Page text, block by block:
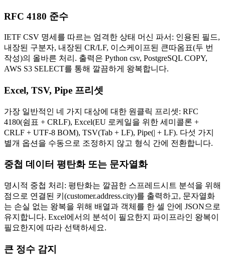
RFC 4180 준수
IETF CSV 명세를 따르는 엄격한 상태 머신 파서: 인용된 필드,
내장된 구분자, 내장된 CR/LF, 이스케이프된 큰따옴표(두 번
작성)의 올바른 처리. 출력은 Python csv, PostgreSQL COPY,
AWS S3 SELECT를 통해 깔끔하게 왕복합니다.
Excel, TSV, Pipe 프리셋
가장 일반적인 네 가지 대상에 대한 원클릭 프리셋: RFC
4180(쉼표 + CRLF), Excel(EU 로케일을 위한 세미콜론 +
CRLF + UTF-8 BOM), TSV(Tab + LF), Pipe(| + LF). 다섯 가지
별개 옵션을 수동으로 조정하지 않고 형식 간에 전환합니다.
중첩 데이터 평탄화 또는 문자열화
명시적 중첩 처리: 평탄화는 깔끔한 스프레드시트 분석을 위해
점으로 연결된 키(customer.address.city)를 출력하고, 문자열화
는 손실 없는 왕복을 위해 배열과 객체를 한 셀 안에 JSON으로
유지합니다. Excel에서의 분석이 필요한지 파이프라인 왕복이
필요한지에 따라 선택하세요.
큰 정수 감지